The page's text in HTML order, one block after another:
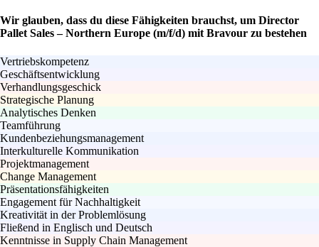
Wir glauben, dass du diese Fähigkeiten brauchst, um Director
Pallet Sales – Northern Europe (m/f/d) mit Bravour zu bestehen
Vertriebskompetenz
Geschäftsentwicklung
Verhandlungsgeschick
Strategische Planung
Analytisches Denken
Teamführung
Kundenbeziehungsmanagement
Interkulturelle Kommunikation
Projektmanagement
Change Management
Präsentationsfähigkeiten
Engagement für Nachhaltigkeit
Kreativität in der Problemlösung
Fließend in Englisch und Deutsch
Kenntnisse in Supply Chain Management